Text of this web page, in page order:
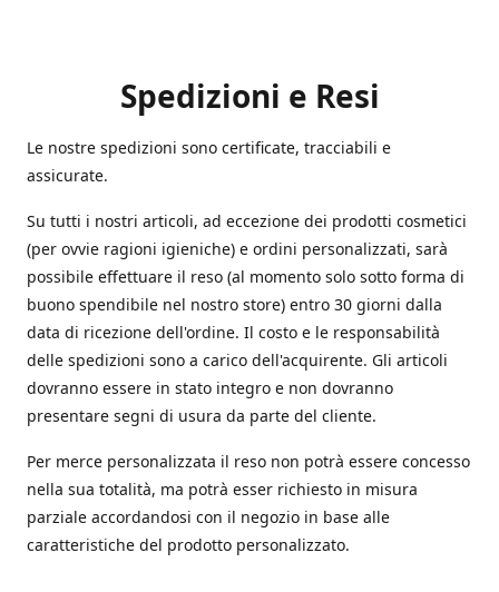
Spedizioni e Resi
Le nostre spedizioni sono certificate, tracciabili e
assicurate.
Su tutti i nostri articoli, ad eccezione dei prodotti cosmetici
(per ovvie ragioni igieniche) e ordini personalizzati, sarà
possibile effettuare il reso (al momento solo sotto forma di
buono spendibile nel nostro store) entro 30 giorni dalla
data di ricezione dell'ordine. Il costo e le responsabilità
delle spedizioni sono a carico dell'acquirente. Gli articoli
dovranno essere in stato integro e non dovranno
presentare segni di usura da parte del cliente.
Per merce personalizzata il reso non potrà essere concesso
nella sua totalità, ma potrà esser richiesto in misura
parziale accordandosi con il negozio in base alle
caratteristiche del prodotto personalizzato.